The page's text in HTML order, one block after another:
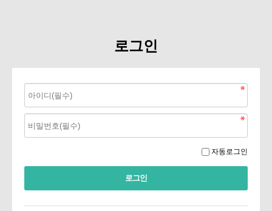
로그인
자동로그인